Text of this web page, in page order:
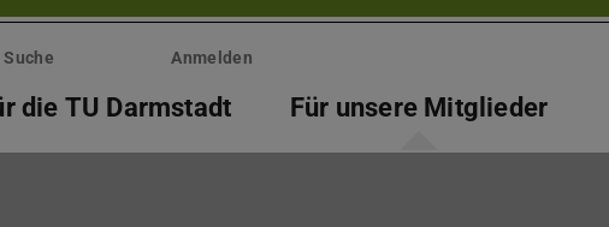
Suche Anmelden
die TU Darmstadt Für unsere Mitglieder